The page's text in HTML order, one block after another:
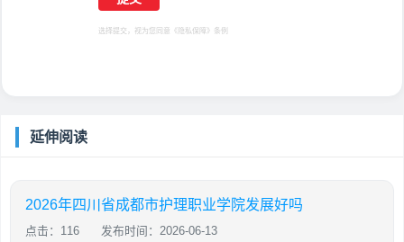
选择提交，视为您同意 《隐私保障》 条例
延伸阅读
2026年四川省成都市护理职业学院发展好吗
点击：116 发布时间：2026-06-13